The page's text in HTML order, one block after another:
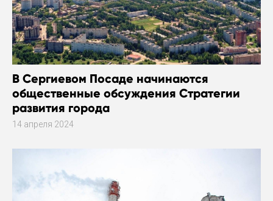
В Сергиевом Посаде начинаются
общественные обсуждения Стратегии
развития города
14 апреля 2024